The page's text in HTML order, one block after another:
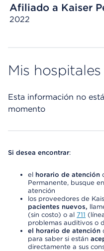
Afiliado a Kaiser
2022
Mis hospitales
Esta información no
momento
Si desea encontrar:
el horario de atención
Permanente, busque
atención
los proveedores de
pacientes nuevos,
(sin costo) o al 711
problemas auditivos o
el horario de atención
para saber si están
directamente a sus